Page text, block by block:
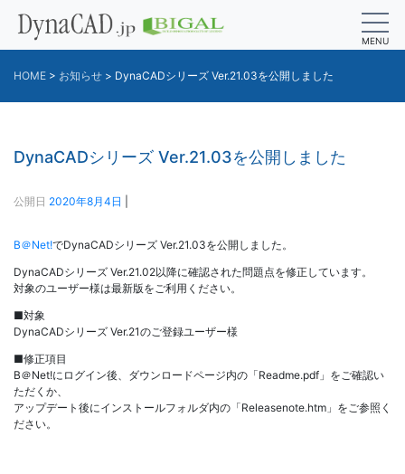
MENU
HOME > お知らせ > DynaCADシリーズ Ver.21.03を公開しました
DynaCADシリーズ Ver.21.03を公開しました
公開日 2020年8月4日
B＠Net!でDynaCADシリーズ Ver.21.03を公開しました。
DynaCADシリーズ Ver.21.02以降に確認された問題点を修正しています。
対象のユーザー様は最新版をご利用ください。
■対象
DynaCADシリーズ Ver.21のご登録ユーザー様
■修正項目
B＠Net!にログイン後、ダウンロードページ内の「Readme.pdf」をご確認い
ただくか、
アップデート後にインストールフォルダ内の「Releasenote.htm」をご参照く
ださい。